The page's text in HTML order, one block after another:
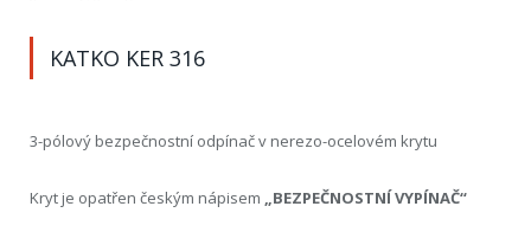
KATKO KER 316
3-pólový bezpečnostní odpínač v nerezo-ocelovém krytu
Kryt je opatřen českým nápisem „BEZPEČNOSTNÍ VYPÍNAČ“